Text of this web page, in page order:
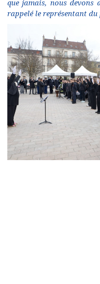
que jamais, nous devons
rappelé le représentant du